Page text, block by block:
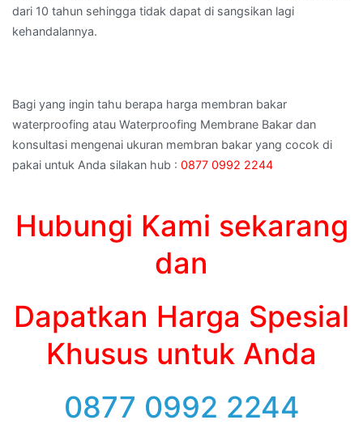
dari 10 tahun sehingga tidak dapat di sangsikan lagi
kehandalannya.
Bagi yang ingin tahu berapa harga membran bakar
waterproofing atau Waterproofing Membrane Bakar dan
konsultasi mengenai ukuran membran bakar yang cocok di
pakai untuk Anda silakan hub : 0877 0992 2244
Hubungi Kami sekarang
dan
Dapatkan Harga Spesial
Khusus untuk Anda
0877 0992 2244